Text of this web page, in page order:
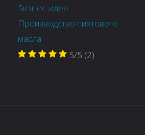
Бизнес-идея:
Производство пихтового
масла
5/5 (2)